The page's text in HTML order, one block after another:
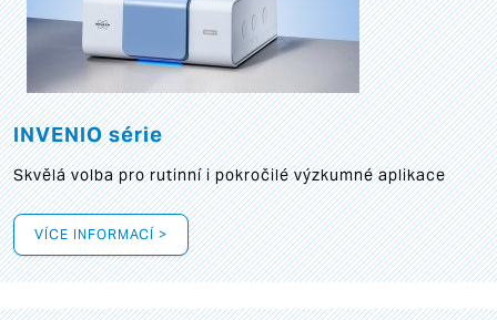
INVENIO série
Skvělá volba pro rutinní i pokročilé výzkumné aplikace
VÍCE INFORMACÍ >